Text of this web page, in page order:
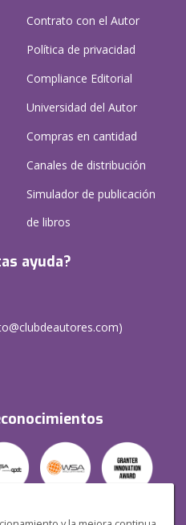
Contrato con el Autor
Política de privacidad
Compliance Editorial
Universidad del Autor
Compras en cantidad
Canales de distribución
Simulador de publicación
de libros
ayuda?
)